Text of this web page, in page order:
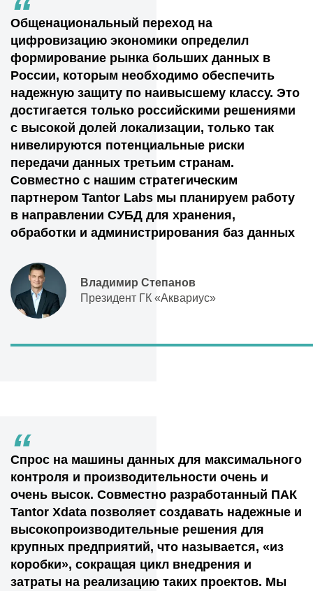
“
Общенациональный переход на
цифровизацию экономики определил
формирование рынка больших данных в
России, которым необходимо обеспечить
надежную защиту по наивысшему классу. Это
достигается только российскими решениями
с высокой долей локализации, только так
нивелируются потенциальные риски
передачи данных третьим странам.
Совместно с нашим стратегическим
партнером Tantor Labs мы планируем работу
в направлении СУБД для хранения,
обработки и администрирования баз данных
Владимир Степанов
Президент ГК «Аквариус»
“
Спрос на машины данных для максимального
контроля и производительности очень и
очень высок. Совместно разработанный ПАК
Tantor Xdata позволяет создавать надежные и
высокопроизводительные решения для
крупных предприятий, что называется, «из
коробки», сокращая цикл внедрения и
затраты на реализацию таких проектов. Мы